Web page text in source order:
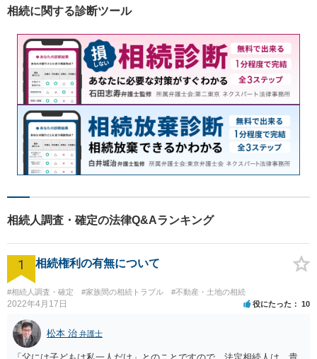
い。
相続に関する診断ツール
相続人調査・確定の法律Q&Aランキング
1 相続権利の有無について
#相続人調査・確定 #家族間の相続トラブル #不動産・土地の相続
2022年4月17日 役にたった 10
松本 治 弁護士
「父には子どもは私一人だけ」とのことですので、法定相続人は、貴